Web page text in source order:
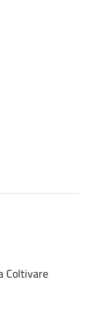
Coltivare